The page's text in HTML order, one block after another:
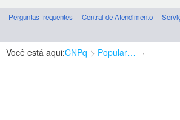
Perguntas frequentes Central de Atendimento
Você está aqui:CNPq Popularização da Ciência